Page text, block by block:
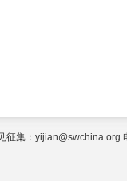
征集：yijian@swchina.org